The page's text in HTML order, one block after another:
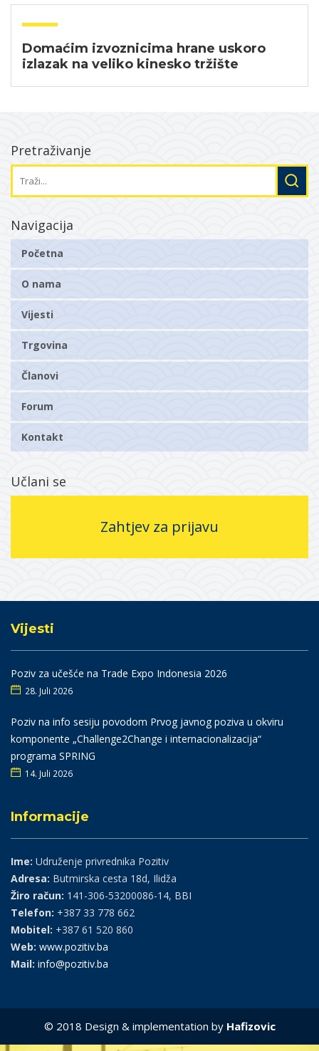
Domaćim izvoznicima hrane uskoro
izlazak na veliko kinesko tržište
Pretraživanje
Navigacija
Početna
O nama
Vijesti
Trgovina
Članovi
Forum
Kontakt
Učlani se
Zahtjev za prijavu
Vijesti
Poziv za učešće na Trade Expo Indonesia 2026
28. Juli 2026
Poziv na info sesiju povodom Prvog javnog poziva u okviru
komponente „Challenge2Change i internacionalizacija“
programa SPRING
14. Juli 2026
Informacije
Ime: Udruženje privrednika Pozitiv
Adresa: Butmirska cesta 18d, Ilidža
Žiro račun: 141-306-53200086-14, BBI
Telefon: +387 33 778 662
Mobitel: +387 61 520 860
Web: www.pozitiv.ba
Mail: info@pozitiv.ba
© 2018 Design & implementation by Hafizovic